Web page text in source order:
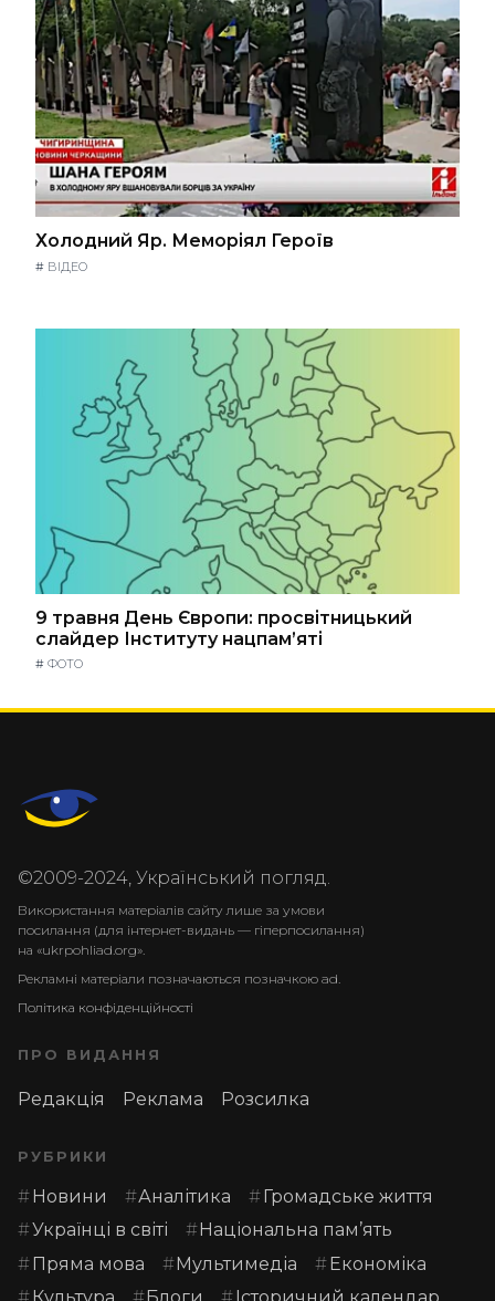
Холодний Яр. Меморіял Героїв
# ВІДЕО
9 травня День Європи: просвітницький
слайдер Інституту нацпам’яті
# ФОТО
©2009-2024, Український погляд.
Використання матеріалів сайту лише за умови
посилання (для інтернет-видань — гіперпосилання)
на «ukrpohliad.org».
Рекламні матеріали позначаються позначкою ad.
Політика конфіденційності
ПРО ВИДАННЯ
Редакція Реклама Розсилка
РУБРИКИ
Новини Аналітика
Громадське життя
Українці в світі
Національна пам’ять
Пряма мова
Мультимедіа
Економіка